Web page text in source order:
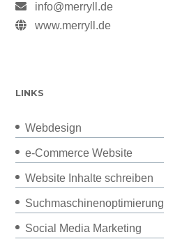
info@merryll.de
www.merryll.de
LINKS
Webdesign
e-Commerce Website
Website Inhalte schreiben
Suchmaschinenoptimierung
Social Media Marketing